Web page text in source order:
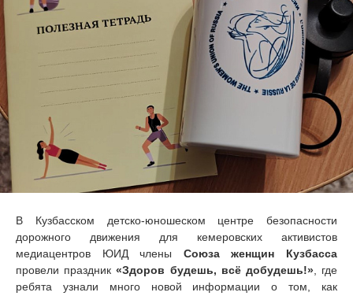
В Кузбасском детско-юношеском центре безопасности
дорожного движения для кемеровских активистов
медиацентров ЮИД члены Союза женщин Кузбасса
провели праздник«Здоров будешь, всё добудешь!», где
ребята узнали много новой информации о том, как